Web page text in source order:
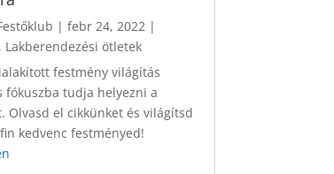
| febr 24, 2022 |
Lakberendezési ötletek
festmény világítás
fókuszba tudja helyezni a
Olvasd el cikkünket és világítsd
kedvenc festményed!